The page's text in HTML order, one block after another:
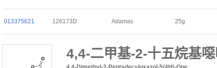
013375621 126173D Adamas 25g
4,4-二甲基-2-十五烷基